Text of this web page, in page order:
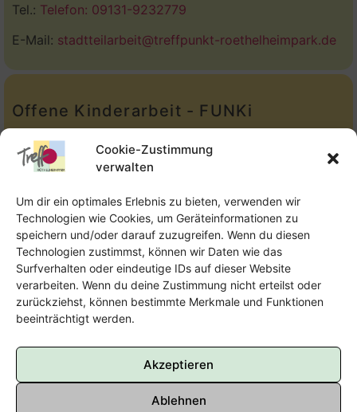
Cookie-Zustimmung
verwalten
Um dir ein optimales Erlebnis zu bieten, verwenden wir
Technologien wie Cookies, um Geräteinformationen zu
speichern und/oder darauf zuzugreifen. Wenn du diesen
Technologien zustimmst, können wir Daten wie das
Surfverhalten oder eindeutige IDs auf dieser Website
verarbeiten. Wenn du deine Zustimmung nicht erteilst oder
zurückziehst, können bestimmte Merkmale und Funktionen
beeinträchtigt werden.
Akzeptieren
Ablehnen
Tel.: Telefon: 09131-9232779
E-Mail: stadtteilarbeit@treffpunkt-roethelheimpark.de
Offene Kinderarbeit - FUNKi
Tel.:Telefon: 09131-610749
E-Mail:oka@treffpunkt-roethelheimpark.de
Offene Jugendarbeit - Easthouse
Tel:
09131–302259
E-Mail:oja@treffpunkt-roethelheimpark.de